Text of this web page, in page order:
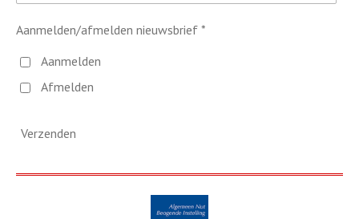
Aanmelden/afmelden nieuwsbrief *
Aanmelden
Afmelden
Verzenden